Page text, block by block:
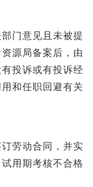
门意见且未被提
源局备案后，由
投诉或有投诉经
和任职回避有关
劳动合同，并实
用期考核不合格